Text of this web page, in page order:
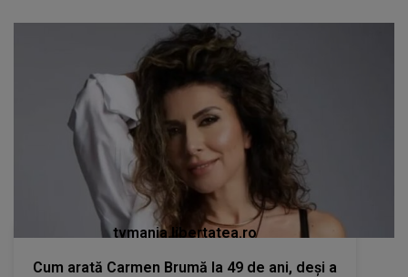
tvmania.libertatea.ro
Cum arată Carmen Brumă la 49 de ani, deși a